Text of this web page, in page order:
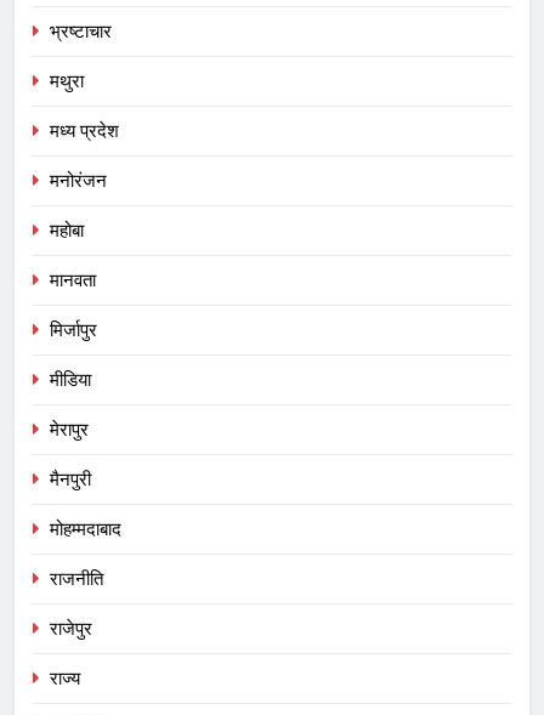
भ्रष्टाचार
मथुरा
मध्य प्रदेश
मनोरंजन
महोबा
मानवता
मिर्जापुर
मीडिया
मेरापुर
मैनपुरी
मोहम्मदाबाद
राजनीति
राजेपुर
राज्य